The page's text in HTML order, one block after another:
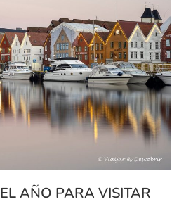
AÑO PARA VISITAR